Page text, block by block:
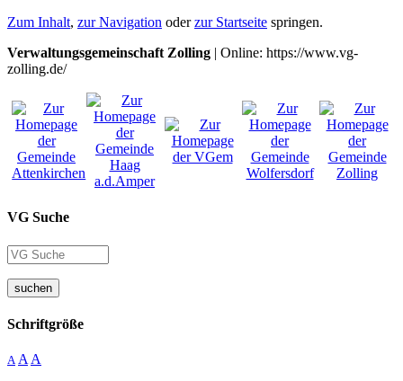
Zum Inhalt, zur Navigation oderzur Startseite springen.
Verwaltungsgemeinschaft Zolling | Online: https://www.vg-
zolling.de/
VG Suche
suchen
Schriftgröße
A A A